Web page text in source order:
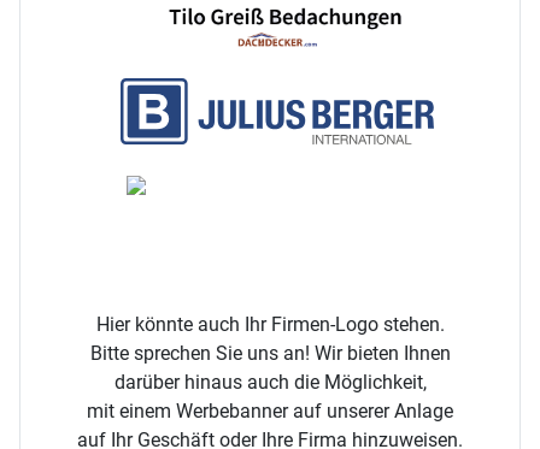
Hier könnte auch Ihr Firmen-Logo stehen.
Bitte sprechen Sie uns an! Wir bieten Ihnen
darüber hinaus auch die Möglichkeit,
mit einem Werbebanner auf unserer Anlage
auf Ihr Geschäft oder Ihre Firma hinzuweisen.